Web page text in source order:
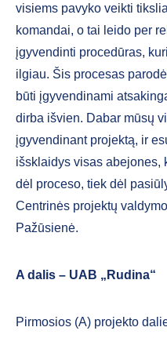
visiems pavyko veikti
komandai, o tai leido per
įgyvendinti procedūras,
ilgiau. Šis procesas
būti įgyvendinami
dirba išvien. Dabar mūsų
įgyvendinant projektą, ir
išsklaidys visas abejones,
dėl proceso, tiek dėl
Centrinės projektų
Pažūsienė.
A dalis – UAB „Rudina“
Pirmosios (A) projekto